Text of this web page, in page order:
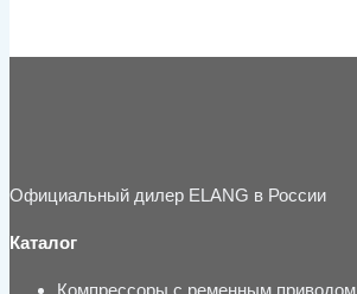
Официальный дилер ELANG в России
Каталог
Компрессоры с ременным приводом